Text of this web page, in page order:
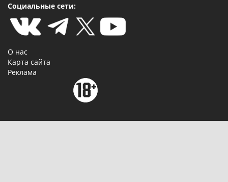
Социальные сети:
О нас
Карта сайта
Реклама